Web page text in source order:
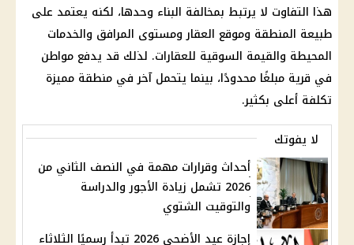
هذا التفاوت لا يرتبط بمخالفة البناء وحدها، لكنه يعتمد على
طبيعة المنطقة وموقع العقار ومستوى المرافق والخدمات
المحيطة والقيمة السوقية للعقارات. لذلك قد يدفع مواطن
في قرية مبلغًا محدودًا، بينما يتحمل آخر في منطقة مميزة
تكلفة أعلى بكثير.
لا يفوتك
أحداث وقرارات مهمة في النصف الثاني من
2026 تشمل زيادة الأجور والدراسة
والتوقيت الشتوي
إجازة عيد الأضحى 2026 تبدأ رسميًا الثلاثاء